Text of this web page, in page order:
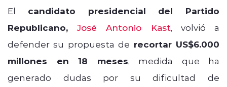
El candidato presidencial del Partido
Republicano,José Antonio Kast, volvió a
defender su propuesta de recortar US$6.000
millones en 18 meses, medida que ha
generado dudas por su dificultad de